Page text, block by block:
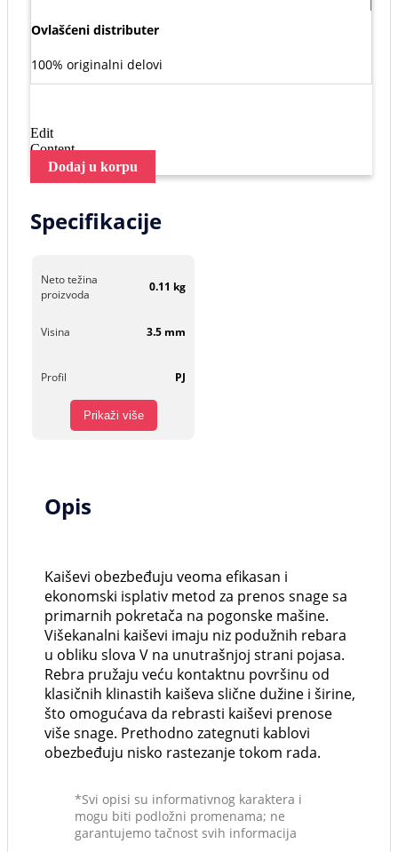
Ovlašćeni distributer
100% originalni delovi
Edit
Content
Dodaj u korpu
Specifikacije
Neto težina
proizvoda
0.11 kg
Visina 3.5 mm
Profil PJ
Prikaži više
Opis
Kaiševi obezbeđuju veoma efikasan i
ekonomski isplativ metod za prenos snage sa
primarnih pokretača na pogonske mašine.
Višekanalni kaiševi imaju niz podužnih rebara
u obliku slova V na unutrašnjoj strani pojasa.
Rebra pružaju veću kontaktnu površinu od
klasičnih klinastih kaiševa slične dužine i širine,
što omogućava da rebrasti kaiševi prenose
više snage. Prethodno zategnuti kablovi
obezbeđuju nisko rastezanje tokom rada.
*Svi opisi su informativnog karaktera i
mogu biti podložni promenama; ne
garantujemo tačnost svih informacija